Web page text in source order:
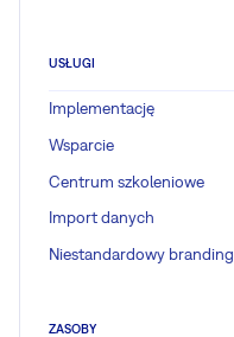
USŁUGI
Implementację
Wsparcie
Centrum szkoleniowe
Import danych
Niestandardowy branding
ZASOBY